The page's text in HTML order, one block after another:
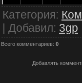
Категория:
| Добавил: 3gp
Всего комментариев: 0
Добавлять